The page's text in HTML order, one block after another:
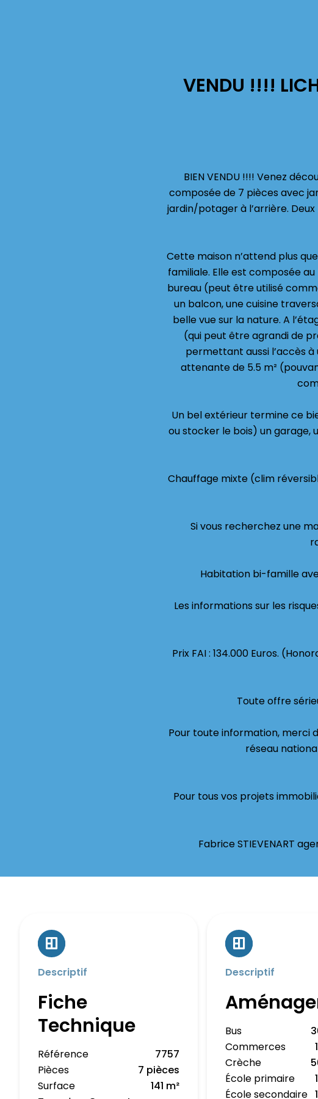
VENDU !!!!
BIEN VENDU !!!! Venez
composée de 7 pièces avec
jardin/potager à l’arrière.
Cette maison n’attend plus
familiale. Elle est composée
bureau (peut être utilisé
un balcon, une cuisine
belle vue sur la nature. A
(qui peut être agrandi de
permettant aussi l’accès à
attenante de 5.5 m²
Un bel extérieur termine ce
ou stocker le bois) un garage,
Chauffage mixte (clim
Si vous recherchez une
Habitation bi-famille
Les informations sur les
Prix FAI : 134.000 Euros.
Toute offre
Pour toute information, merci
réseau
Pour tous vos projets
Fabrice STIEVENART
Descriptif
Fiche
Technique
Référence
7757
Pièces
7 pièces
Surface
141 m²
Descriptif
Bus
Commerces
Crèche
École primaire
École secondaire